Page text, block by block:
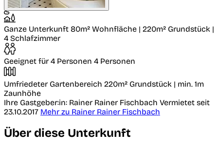
Ganze Unterkunft 80m² Wohnfläche | 220m² Grundstück |
4 Schlafzimmer
Geeignet für 4 Personen 4 Personen
Umfriedeter Gartenbereich 220m² Grundstück | min. 1m
Zaunhöhe
Ihre Gastgeber:in: Rainer Rainer Fischbach Vermietet seit
23.10.2017 Mehr zu Rainer Rainer Fischbach
Über diese Unterkunft